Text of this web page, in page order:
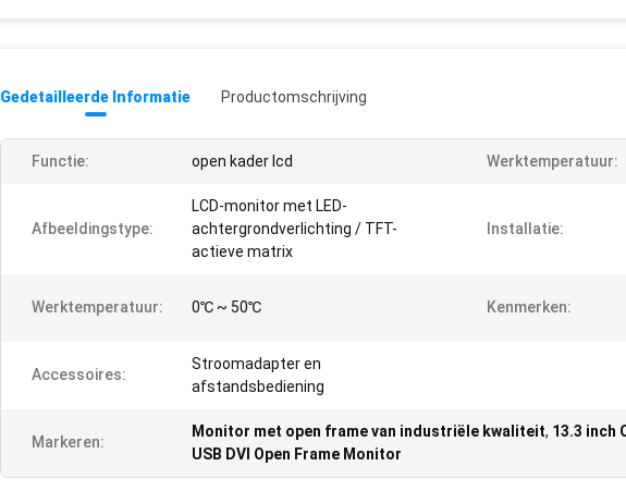
Gedetailleerde Informatie Productomschrijving
Functie: open kader lcd Werktemperatuur:
Afbeeldingstype:
LCD-monitor met LED-
achtergrondverlichting / TFT-
actieve matrix
Installatie:
Werktemperatuur: 0℃ ~ 50℃ Kenmerken:
Accessoires:
Stroomadapter en
afstandsbediening
Markeren:
Monitor met open frame van industriële kwaliteit, 13.3 inch
USB DVI Open Frame Monitor